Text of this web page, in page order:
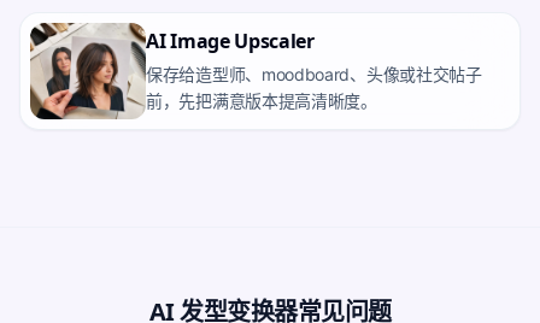
AI Image Upscaler
保存给造型师、moodboard、头像或社交帖子
前，先把满意版本提高清晰度。
AI 发型变换器常见问题